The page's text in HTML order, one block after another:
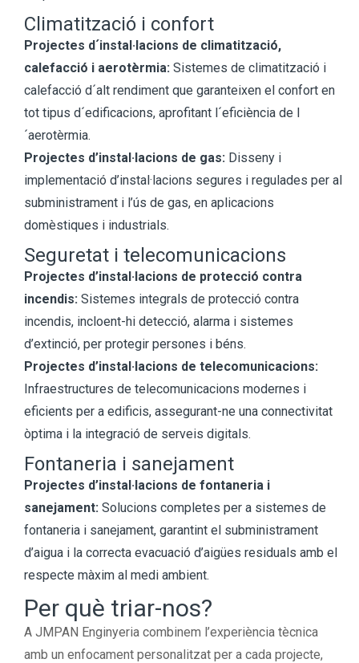
Climatització i confort
Projectes d´instal·lacions de climatització,
calefacció i aerotèrmia: Sistemes de climatització i
calefacció d´alt rendiment que garanteixen el confort en
tot tipus d´edificacions, aprofitant l´eficiència de l
´aerotèrmia.
Projectes d’instal·lacions de gas: Disseny i
implementació d’instal·lacions segures i regulades per al
subministrament i l’ús de gas, en aplicacions
domèstiques i industrials.
Seguretat i telecomunicacions
Projectes d’instal·lacions de protecció contra
incendis: Sistemes integrals de protecció contra
incendis, incloent-hi detecció, alarma i sistemes
d’extinció, per protegir persones i béns.
Projectes d’instal·lacions de telecomunicacions:
Infraestructures de telecomunicacions modernes i
eficients per a edificis, assegurant-ne una connectivitat
òptima i la integració de serveis digitals.
Fontaneria i sanejament
Projectes d’instal·lacions de fontaneria i
sanejament: Solucions completes per a sistemes de
fontaneria i sanejament, garantint el subministrament
d’aigua i la correcta evacuació d’aigües residuals amb el
respecte màxim al medi ambient.
Per què triar-nos?
A JMPAN Enginyeria combinem l’experiència tècnica
amb un enfocament personalitzat per a cada projecte,